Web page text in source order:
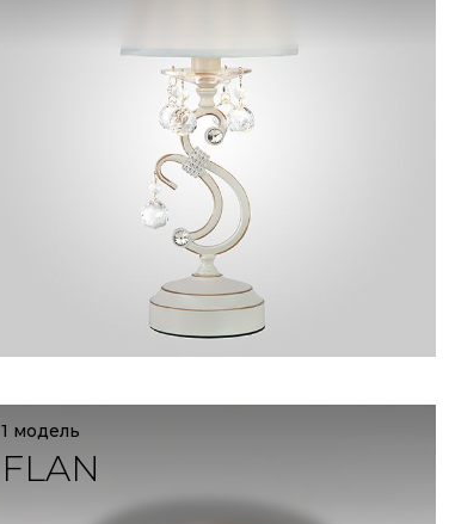
1 модель
FLAN